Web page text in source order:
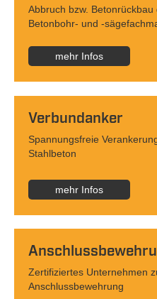
Abbruch bzw. Betonrückbau
Betonbohr- und -
mehr Infos
Verbundanker
Spannungsfreie
Stahlbeton
mehr Infos
Zertifiziertes Unternehmen
Anschlussbewehrung